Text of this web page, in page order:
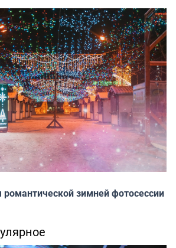
романтической зимней фотосессии